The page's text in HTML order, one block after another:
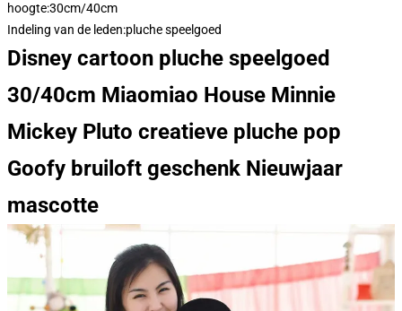
hoogte:30cm/40cm
Indeling van de leden:pluche speelgoed
Disney cartoon pluche speelgoed
30/40cm Miaomiao House Minnie
Mickey Pluto creatieve pluche pop
Goofy bruiloft geschenk Nieuwjaar
mascotte